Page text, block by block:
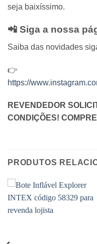
seja baixíssimo.
📲 Siga a nossa
Saiba das novidades
👉
https://
REVENDEDOR
CONDIÇÕES!
PRODUTOS